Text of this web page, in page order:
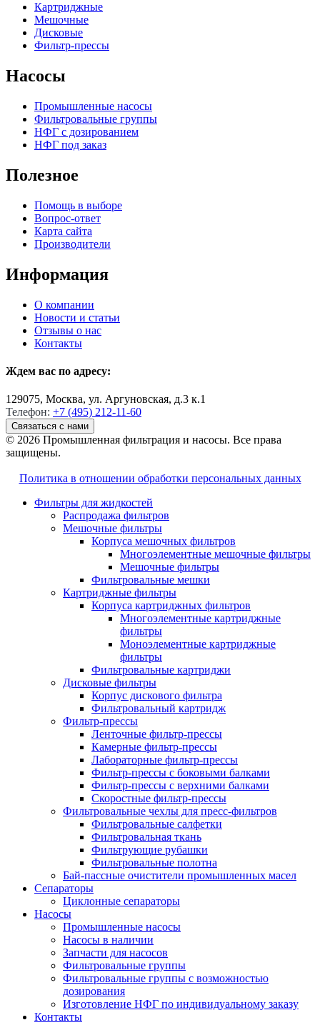
Картриджные
Мешочные
Дисковые
Фильтр-прессы
Насосы
Промышленные насосы
Фильтровальные группы
НФГ с дозированием
НФГ под заказ
Полезное
Помощь в выборе
Вопрос-ответ
Карта сайта
Производители
Информация
О компании
Новости и статьи
Отзывы о нас
Контакты
Ждем вас по адресу:
129075, Москва, ул. Аргуновская, д.3 к.1
Телефон: +7 (495) 212-11-60
Связаться с нами
© 2026 Промышленная фильтрация и насосы. Все права
защищены.
Политика в отношении обработки персональных данных
Фильтры для жидкостей
Распродажа фильтров
Мешочные фильтры
Корпуса мешочных фильтров
Многоэлементные мешочные фильтры
Мешочные фильтры
Фильтровальные мешки
Картриджные фильтры
Корпуса картриджных фильтров
Многоэлементные картриджные
фильтры
Моноэлементные картриджные
фильтры
Фильтровальные картриджи
Дисковые фильтры
Корпус дискового фильтра
Фильтровальный картридж
Фильтр-прессы
Ленточные фильтр-прессы
Камерные фильтр-прессы
Лабораторные фильтр-прессы
Фильтр-прессы с боковыми балками
Фильтр-прессы с верхними балками
Скоростные фильтр-прессы
Фильтровальные чехлы для пресс-фильтров
Фильтровальные салфетки
Фильтровальная ткань
Фильтрующие рубашки
Фильтровальные полотна
Бай-пассные очистители промышленных масел
Сепараторы
Циклонные сепараторы
Насосы
Промышленные насосы
Насосы в наличии
Запчасти для насосов
Фильтровальные группы
Фильтровальные группы с возможностью
дозирования
Изготовление НФГ по индивидуальному заказу
Контакты